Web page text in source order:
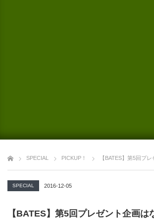
SPECIAL PICKUP！ 【BATES】第5回プレゼント
SPECIAL 2016-12-05
【BATES】第5回プレゼント企画は